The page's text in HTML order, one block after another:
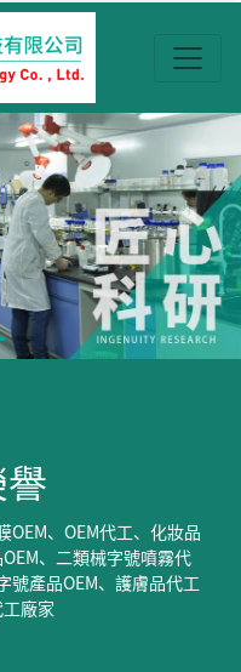
OEM、OEM代工、化妝品
、二類械字號噴霧代
號產品OEM、護膚品代工
廠家